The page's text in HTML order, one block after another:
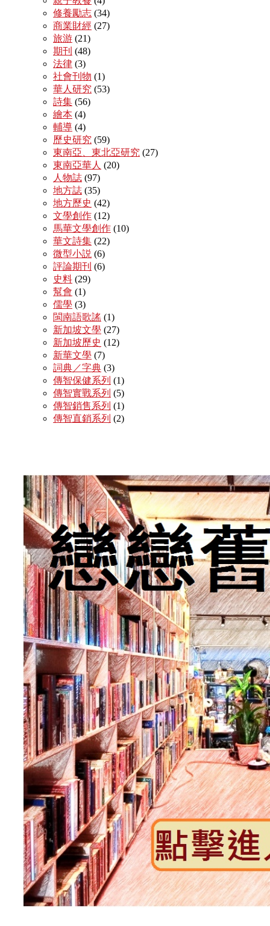
修養勵志 (34)
商業財經 (27)
旅游 (21)
期刊 (48)
法律 (3)
社會刊物 (1)
華人研究 (53)
詩集 (56)
繪本 (4)
輔導 (4)
歷史研究 (59)
東南亞、東北亞研究 (27)
東南亞華人 (20)
人物誌 (97)
地方誌 (35)
地方歷史 (42)
文學創作 (12)
馬華文學創作 (10)
華文詩集 (22)
微型小説 (6)
評論期刊 (6)
史料 (29)
幫會 (1)
儒學 (3)
閩南語歌謠 (1)
新加坡文學 (27)
新加坡歷史 (12)
新華文學 (7)
詞典／字典 (3)
傳智保健系列 (1)
傳智實戰系列 (5)
傳智銷售系列 (1)
傳智直銷系列 (2)